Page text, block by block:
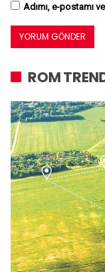
Adımı, e-postamı
ROM